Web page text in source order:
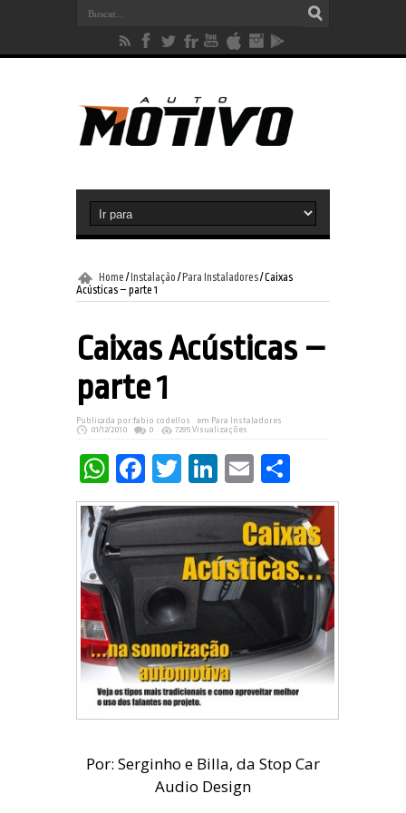
Home / Instalação / Para Instaladores/Caixas
Acústicas – parte 1
Caixas Acústicas –
parte 1
Publicada por:fabio codellos em Para Instaladores
01/12/2010
0 7295 Visualizações
WhatsApp
Facebook
Twitter
LinkedIn
Email
Por: Serginho e Billa, da Stop Car
Audio Design